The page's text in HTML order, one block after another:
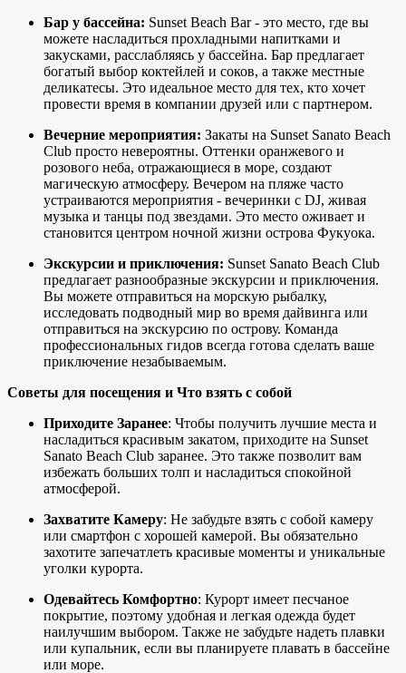
Бар у бассейна: Sunset Beach Bar - это место, где вы
можете насладиться прохладными напитками и
закусками, расслабляясь у бассейна. Бар предлагает
богатый выбор коктейлей и соков, а также местные
деликатесы. Это идеальное место для тех, кто хочет
провести время в компании друзей или с партнером.
Вечерние мероприятия: Закаты на Sunset Sanato Beach
Club просто невероятны. Оттенки оранжевого и
розового неба, отражающиеся в море, создают
магическую атмосферу. Вечером на пляже часто
устраиваются мероприятия - вечеринки с DJ, живая
музыка и танцы под звездами. Это место оживает и
становится центром ночной жизни острова Фукуока.
Экскурсии и приключения: Sunset Sanato Beach Club
предлагает разнообразные экскурсии и приключения.
Вы можете отправиться на морскую рыбалку,
исследовать подводный мир во время дайвинга или
отправиться на экскурсию по острову. Команда
профессиональных гидов всегда готова сделать ваше
приключение незабываемым.
Советы для посещения и Что взять с собой
Приходите Заранее: Чтобы получить лучшие места и
насладиться красивым закатом, приходите на Sunset
Sanato Beach Club заранее. Это также позволит вам
избежать больших толп и насладиться спокойной
атмосферой.
Захватите Камеру: Не забудьте взять с собой камеру
или смартфон с хорошей камерой. Вы обязательно
захотите запечатлеть красивые моменты и уникальные
уголки курорта.
Одевайтесь Комфортно: Курорт имеет песчаное
покрытие, поэтому удобная и легкая одежда будет
наилучшим выбором. Также не забудьте надеть плавки
или купальник, если вы планируете плавать в бассейне
или море.